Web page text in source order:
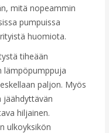
mitä nopeammin
pumpuissa
huomiota.
tiheään
lämpöpumppuja
paljon. Myös
jäähdyttävän
hiljainen.
ulkoyksikön